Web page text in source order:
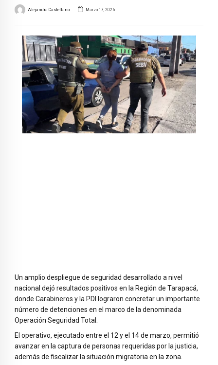
Alejandra Castellano Marzo 17, 2026
Un amplio despliegue de seguridad desarrollado a nivel
nacional dejó resultados positivos en la Región de Tarapacá,
donde Carabineros y la PDI lograron concretar un importante
número de detenciones en el marco de la denominada
Operación Seguridad Total.
El operativo, ejecutado entre el 12 y el 14 de marzo, permitió
avanzar en la captura de personas requeridas por la justicia,
además de fiscalizar la situación migratoria en la zona.